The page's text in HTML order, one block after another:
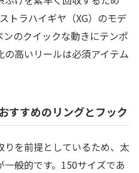
トラハイギヤ（XG）のモデ
のクイックな動きにテンポ
高いリールは必須アイテム
すすめのリングとフック
を前提としているため、太
般的です。150サイズであ